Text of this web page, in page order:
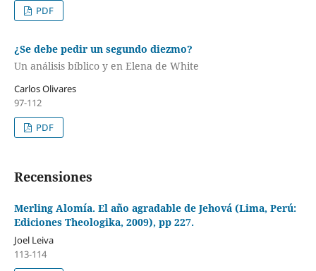
PDF
¿Se debe pedir un segundo diezmo?
Un análisis bíblico y en Elena de White
Carlos Olivares
97-112
PDF
Recensiones
Merling Alomía. El año agradable de Jehová (Lima, Perú:
Ediciones Theologika, 2009), pp 227.
Joel Leiva
113-114